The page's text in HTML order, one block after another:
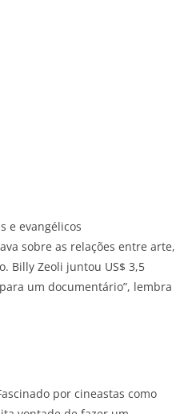
e evangélicos
sobre as relações entre arte,
Billy Zeoli juntou US$ 3,5
um documentário”, lembra
por cineastas como